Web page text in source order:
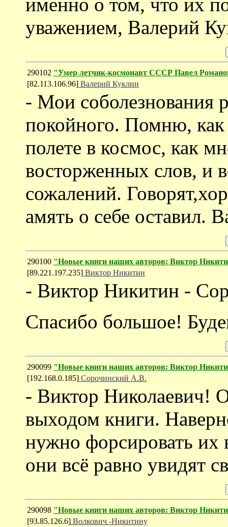
уважением, Валерий
290102 "Умер летчик-космонавт СССР Павел
[82.113.106.96] Валерий Куклин
- Мои соболезнования
покойного. Помню,
полете в космос, как
восторженных слов, и
сожалений.
амять о себе оставил.
290100 "Новые книги наших авторов: Виктор
[89.221.197.235] Виктор Никитин
- Виктор Никитин -
Спасибо большое!
290099 "Новые книги наших авторов: Виктор
[192.168.0.185] Сорочинский А.В.
- Виктор Николаевич!
выходом книги.
нужно форсировать
они всё равно увидят
290098 "Новые книги наших авторов: Виктор
[93.85.126.6] Волкович -Никитину